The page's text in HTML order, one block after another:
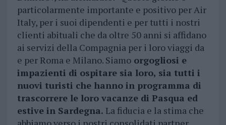
particolarmente importante e positivo per Air
Italy, per i suoi dipendenti e per tutti i nostri
clienti abituali che da oltre 50 anni si affidano
ai servizi della Compagnia per i loro viaggi da
e per Roma e Milano. Siamoorgogliosi e
impazienti di ospitare sia loro, sia tutti i
nuovi turisti che hanno in programma di
trascorrere le loro vacanze di Pasqua ed
estive in Sardegna. La fiducia e la stima che